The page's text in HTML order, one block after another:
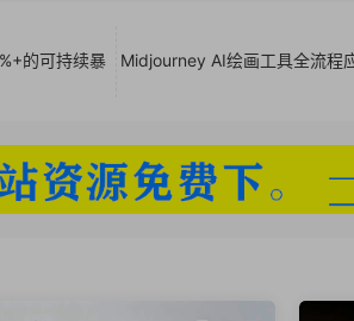
的可持续暴
Midjourney AI绘画工具全流程